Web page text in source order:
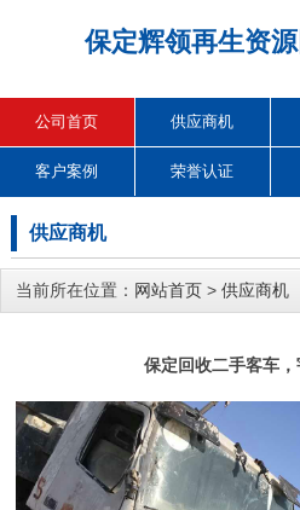
保定辉领再生资
公司首页 供应商机
客户案例 荣誉认证
供应商机
当前所在位置： 网站首页 > 供应商机
保定回收二手客车